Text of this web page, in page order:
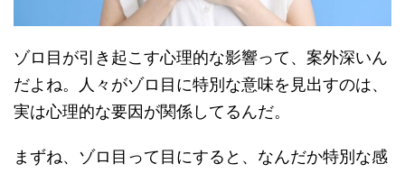
ゾロ目が引き起こす心理的な影響って、案外深いん
だよね。人々がゾロ目に特別な意味を見出すのは、
実は心理的な要因が関係してるんだ。
まずね、ゾロ目って目にすると、なんだか特別な感